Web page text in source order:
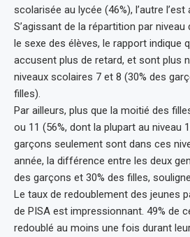
scolarisée au lycée (46%), l’autre l’est
S’agissant de la répartition par niveau
le sexe des élèves, le rapport indique
accusent plus de retard, et sont plus
niveaux scolaires 7 et 8 (30% des
filles).
Par ailleurs, plus que la moitié des
ou 11 (56%, dont la plupart au niveau
garçons seulement sont dans ces
année, la différence entre les deux
des garçons et 30% des filles,
Le taux de redoublement des jeunes
de PISA est impressionnant. 49% de
redoublé au moins une fois durant